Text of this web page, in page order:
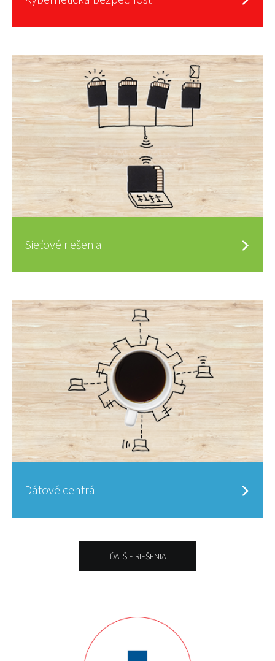
Kybernetická bezpečnosť
Sieťové riešenia
Dátové centrá